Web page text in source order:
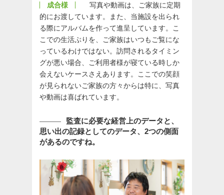
成合様
写真や動画は、ご家族に定期
的にお渡しています。また、当施設を出られ
る際にアルバムを作って進呈しています。こ
こでの生活ぶりを、ご家族はいつもご覧にな
っているわけではない。訪問されるタイミン
グが悪い場合、ご利用者様が寝ている時しか
会えないケースさえあります。ここでの笑顔
が見られないご家族の方々からは特に、写真
や動画は喜ばれています。
監査に必要な経営上のデータと、
思い出の記録としてのデータ、2つの側面
があるのですね。